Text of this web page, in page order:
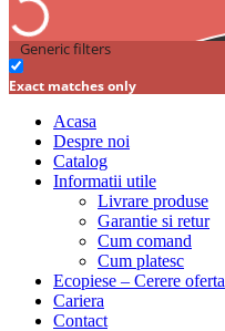
Generic filters
Exact matches only
Acasa
Despre noi
Catalog
Informatii utile
Livrare produse
Garantie si retur
Cum comand
Cum platesc
Ecopiese – Cerere oferta
Cariera
Contact